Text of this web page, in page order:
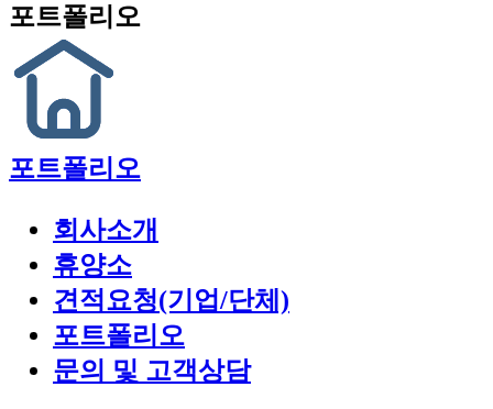
포트폴리오
포트폴리오
회사소개
휴양소
견적요청(기업/단체)
포트폴리오
문의 및 고객상담